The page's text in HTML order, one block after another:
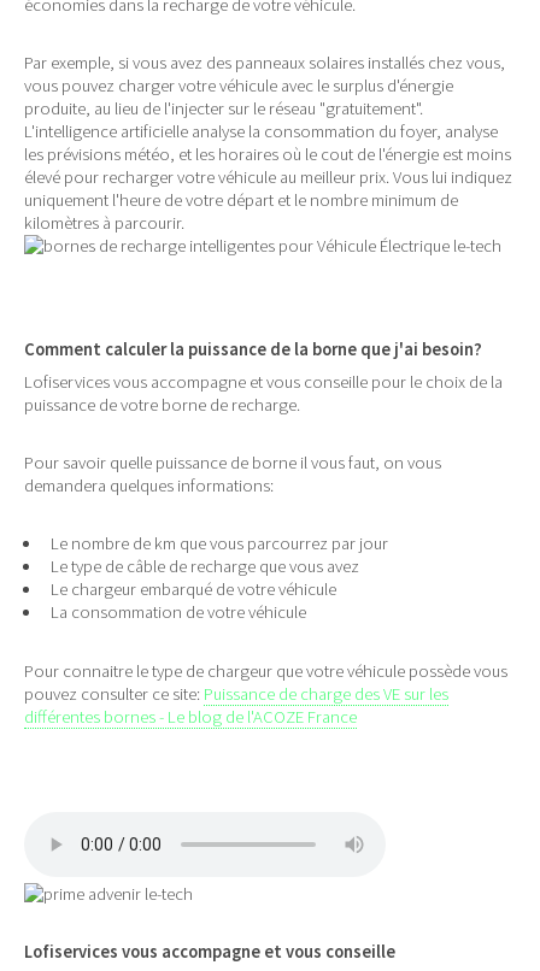
économies dans la recharge de votre véhicule.
Par exemple, si vous avez des panneaux solaires installés chez vous,
vous pouvez charger votre véhicule avec le surplus d'énergie
produite, au lieu de l'injecter sur le réseau "gratuitement".
L'intelligence artificielle analyse la consommation du foyer, analyse
les prévisions météo, et les horaires où le cout de l'énergie est moins
élevé pour recharger votre véhicule au meilleur prix. Vous lui indiquez
uniquement l'heure de votre départ et le nombre minimum de
kilomètres à parcourir.
Comment calculer la puissance de la borne que j'ai besoin?
Lofiservices vous accompagne et vous conseille pour le choix de la
puissance de votre borne de recharge.
Pour savoir quelle puissance de borne il vous faut, on vous
demandera quelques informations:
Le nombre de km que vous parcourrez par jour
Le type de câble de recharge que vous avez
Le chargeur embarqué de votre véhicule
La consommation de votre véhicule
Pour connaitre le type de chargeur que votre véhicule possède vous
pouvez consulter ce site: Puissance de charge des VE sur les
différentes bornes - Le blog de l'ACOZE France
Lofiservices vous accompagne et vous conseille